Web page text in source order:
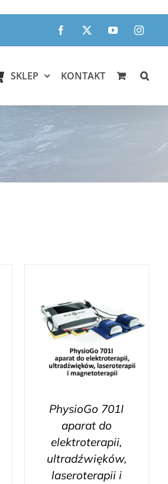
Facebook
X YouTube
SKLEP KONTAKT
PhysioGo 701I
aparat do
elektroterapii,
ultradźwięków,
laseroterapii i